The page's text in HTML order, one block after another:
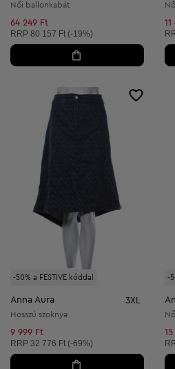
Női ballonkabát
64 249 Ft
Ajánlott ár:
RRP 80 157 Ft (-19%)
-50% a FESTIVE kóddal
Anna Aura 3XL
Hosszú szoknya
9 999 Ft
Ajánlott ár:
RRP 32 776 Ft (-69%)
-